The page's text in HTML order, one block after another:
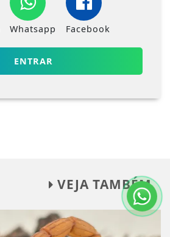
Whatsapp Facebook
ENTRAR
VEJA TAMBÉM